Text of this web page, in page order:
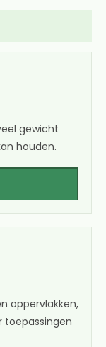
gewicht
houden.
oppervlakken,